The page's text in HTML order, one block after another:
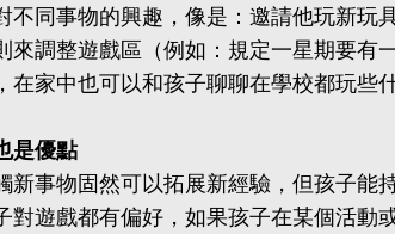
不同事物的興趣，像是：邀請他玩新玩
來調整遊戲區（例如：規定一星期要有
在家中也可以和孩子聊聊在學校都玩些
是優點
新事物固然可以拓展新經驗，但孩子能
對遊戲都有偏好，如果孩子在某個活動